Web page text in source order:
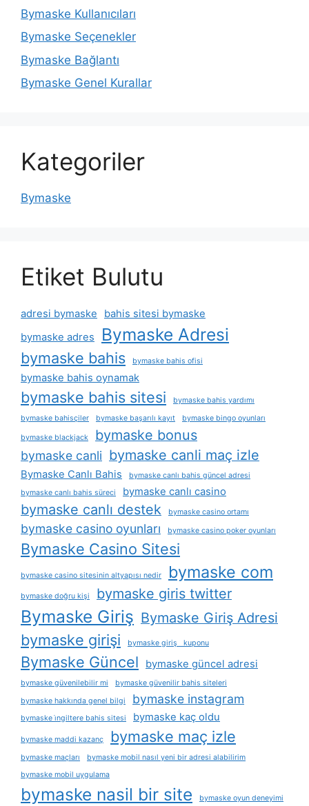
Bymaske Kullanıcıları
Bymaske Seçenekler
Bymaske Bağlantı
Bymaske Genel Kurallar
Kategoriler
Bymaske
Etiket Bulutu
adresi bymaske
bahis sitesi bymaske
bymaske adres
Bymaske Adresi
bymaske bahis bymaske bahis ofisi
bymaske bahis oynamak
bymaske bahis sitesi
bymaske bahis yardımı
bymaske bahisçiler
bymaske başarılı kayıt bymaske bingo oyunları
bymaske blackjack bymaske bonus
bymaske canli bymaske canli maç izle
Bymaske Canlı Bahis
bymaske canlı bahis güncel adresi
bymaske canlı bahis süreci
bymaske canlı casino
bymaske canlı destek bymaske casino ortamı
bymaske casino oyunları bymaske casino poker oyunları
Bymaske Casino Sitesi
bymaske casino sitesinin altyapısı nedir bymaske com
bymaske doğru kişi bymaske giris twitter
Bymaske Giriş Bymaske Giriş Adresi
bymaske girişi bymaske giriş kuponu
Bymaske Güncel bymaske güncel adresi
bymaske güvenilebilir mi
bymaske güvenilir bahis siteleri
bymaske hakkında genel bilgi
bymaske instagram
bymaske i̇ngiltere bahis sitesi bymaske kaç oldu
bymaske maddi kazanç bymaske maç izle
bymaske maçları
bymaske mobil nasıl yeni bir adresi alabilirim
bymaske mobil uygulama
bymaske nasil bir site bymaske oyun deneyimi